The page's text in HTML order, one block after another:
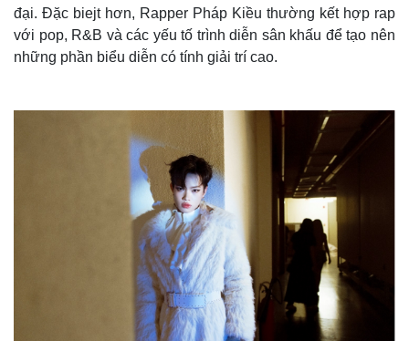
đại. Đặc biejt hơn, Rapper Pháp Kiều thường kết hợp rap
với pop, R&B và các yếu tố trình diễn sân khấu để tạo nên
những phần biểu diễn có tính giải trí cao.